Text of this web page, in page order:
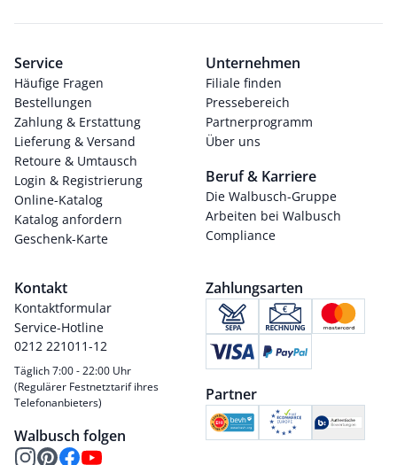
Service
Häufige Fragen
Bestellungen
Zahlung & Erstattung
Lieferung & Versand
Retoure & Umtausch
Login & Registrierung
Online-Katalog
Katalog anfordern
Geschenk-Karte
Unternehmen
Filiale finden
Pressebereich
Partnerprogramm
Über uns
Beruf & Karriere
Die Walbusch-Gruppe
Arbeiten bei Walbusch
Compliance
Kontakt
Kontaktformular
Service-Hotline
0212 221011-12
Täglich 7:00 - 22:00 Uhr
(Regulärer Festnetztarif ihres
Telefonanbieters)
Walbusch folgen
Zahlungsarten
Partner